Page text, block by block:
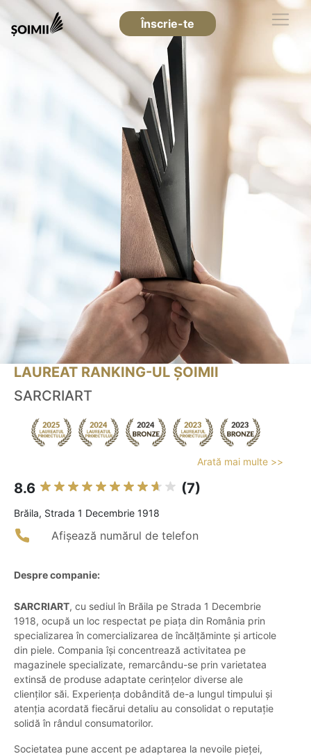
Înscrie-te
LAUREAT RANKING-UL ȘOIMII
SARCRIART
Arată mai multe >>
8.6 (7)
Brăila, Strada 1 Decembrie 1918
Afișează numărul de telefon
Despre companie:
SARCRIART, cu sediul în Brăila pe Strada 1 Decembrie
1918, ocupă un loc respectat pe piața din România prin
specializarea în comercializarea de încălțăminte și articole
din piele. Compania își concentrează activitatea pe
magazinele specializate, remarcându-se prin varietatea
extinsă de produse adaptate cerințelor diverse ale
clienților săi. Experiența dobândită de-a lungul timpului și
atenția acordată fiecărui detaliu au consolidat o reputație
solidă în rândul consumatorilor.
Societatea pune accent pe adaptarea la nevoile pieței,